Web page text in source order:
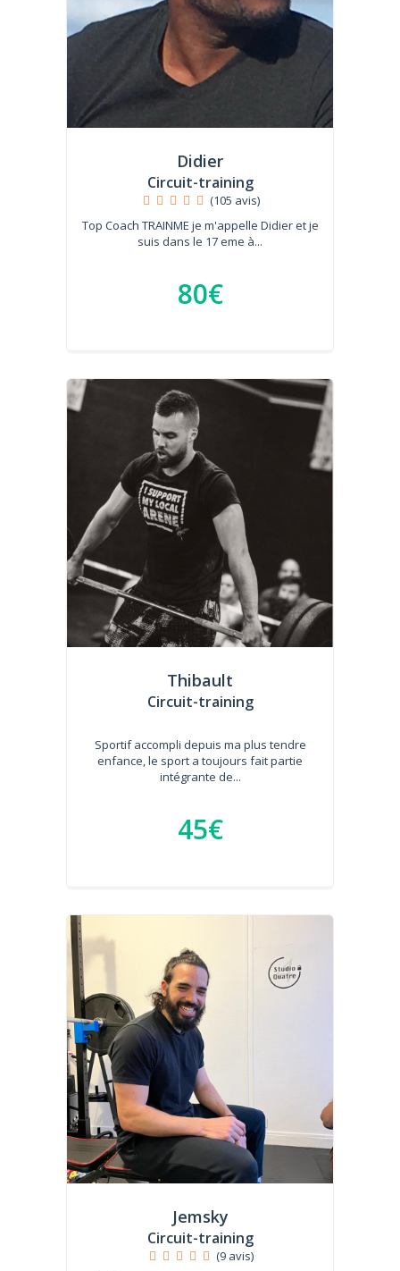
Didier
Circuit-training
(105 avis)
Top Coach TRAINME je m'appelle Didier et je
suis dans le 17 eme à...
80€
Thibault
Circuit-training
Sportif accompli depuis ma plus tendre
enfance, le sport a toujours fait partie
intégrante de...
45€
Jemsky
Circuit-training
(9 avis)